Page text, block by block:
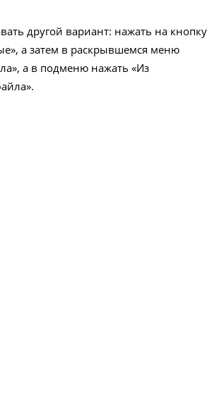
другой вариант: нажать на кнопку
а затем в раскрывшемся меню
а в подменю нажать «Из